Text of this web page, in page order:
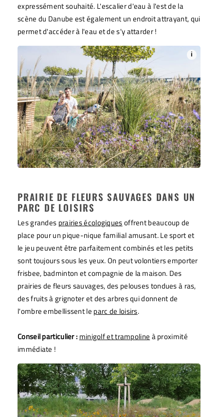
expressément souhaité. L'escalier d'eau à l'est de la
scène du Danube est également un endroit attrayant, qui
permet d'accéder à l'eau et de s'y attarder !
i
PRAIRIE DE FLEURS SAUVAGES DANS UN
PARC DE LOISIRS
Les grandes prairies écologiquesoffrent beaucoup de
place pour un pique-nique familial amusant. Le sport et
le jeu peuvent être parfaitement combinés et les petits
sont toujours sous les yeux. On peut volontiers emporter
frisbee, badminton et compagnie de la maison. Des
prairies de fleurs sauvages, des pelouses tondues à ras,
des fruits à grignoter et des arbres qui donnent de
l'ombre embellissent le parc de loisirs.
Conseil particulier : minigolf et trampoline à proximité
immédiate !